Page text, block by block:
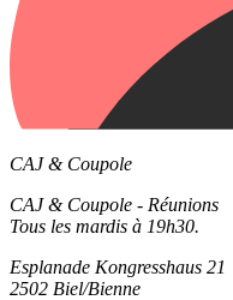
CAJ & Coupole
CAJ & Coupole - Réunions
Tous les mardis à 19h30.
Esplanade Kongresshaus 21
2502 Biel/Bienne